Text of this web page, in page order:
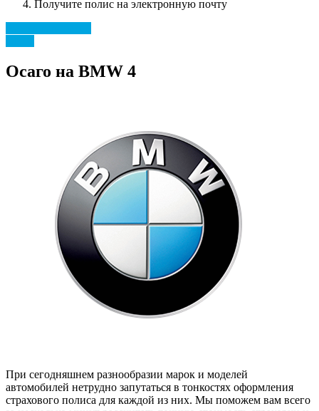
Получите полис на электронную почту
Осаго на BMW 4
При сегодняшнем разнообразии марок и моделей
автомобилей нетрудно запутаться в тонкостях оформления
страхового полиса для каждой из них. Мы поможем вам всего